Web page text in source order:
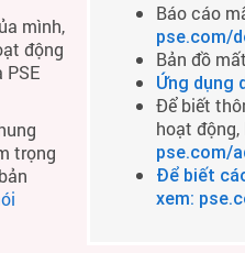
mình,
động
PSE
trọng
Báo cáo
pse.com/
Bản đồ
Ứng dụng
Để biết
hoạt động,
pse.com/
Để biết
xem: